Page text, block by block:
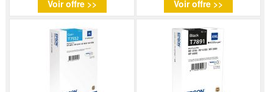
Voir offre >> Voir offre >>